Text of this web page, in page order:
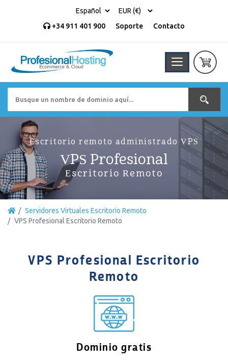
+34 911 401 900 Soporte Contacto
Escritorio remoto administrado VPS
VPS Profesional
Escritorio Remoto
Servidores Virtuales Escritorio Remoto
VPS Profesional Escritorio Remoto
VPS Profesional Escritorio
Remoto
Dominio gratis